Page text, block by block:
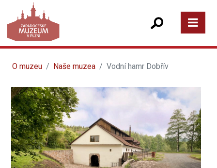
O muzeu Naše muzea Vodní hamr Dobřív